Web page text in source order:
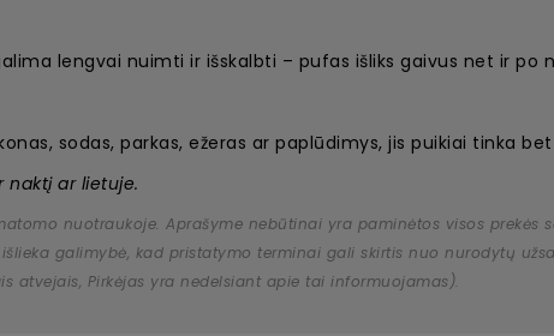
lengvai nuimti ir išskalbti – pufas išliks gaivus net ir po
sodas, parkas, ežeras ar paplūdimys, jis puikiai tinka bet
naktį ar lietuje.
nuotraukoje. Aprašyme nebūtinai yra paminėtos visos prekės
galimybė, kad pristatymo terminai gali skirtis nuo nurodytų
atvejais, Pirkėjas yra nedelsiant apie tai informuojamas).